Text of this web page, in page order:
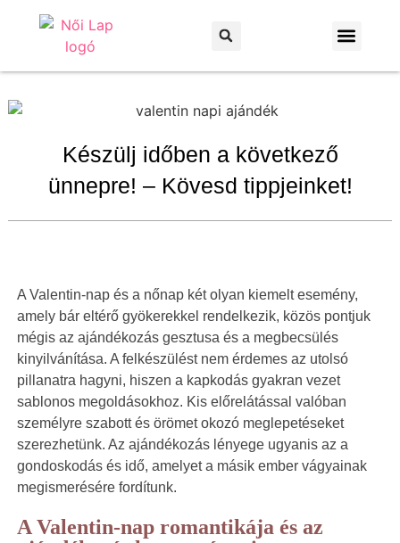
Készülj időben a következő
ünnepre! – Kövesd tippjeinket!
A Valentin-nap és a nőnap két olyan kiemelt esemény,
amely bár eltérő gyökerekkel rendelkezik, közös pontjuk
mégis az ajándékozás gesztusa és a megbecsülés
kinyilvánítása. A felkészülést nem érdemes az utolsó
pillanatra hagyni, hiszen a kapkodás gyakran vezet
sablonos megoldásokhoz. Kis előrelátással valóban
személyre szabott és örömet okozó meglepetéseket
szerezhetünk. Az ajándékozás lényege ugyanis az a
gondoskodás és idő, amelyet a másik ember vágyainak
megismerésére fordítunk.
A Valentin-nap romantikája és az